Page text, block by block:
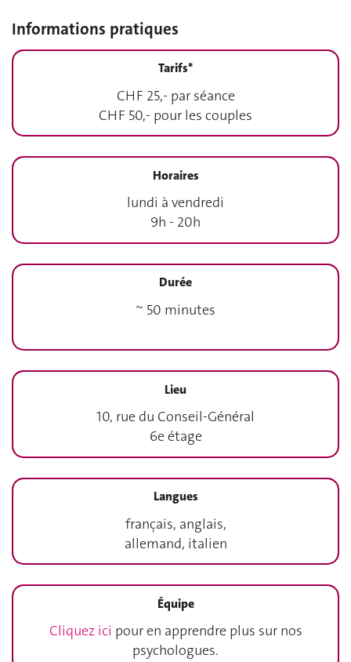
Informations pratiques
Tarifs*
CHF 25,- par séance
CHF 50,- pour les couples
Horaires
lundi à vendredi
9h - 20h
Durée
~ 50 minutes
Lieu
10, rue du Conseil-Général
6e étage
Langues
français, anglais,
allemand, italien
Équipe
Cliquez ici pour en apprendre plus sur nos
psychologues.